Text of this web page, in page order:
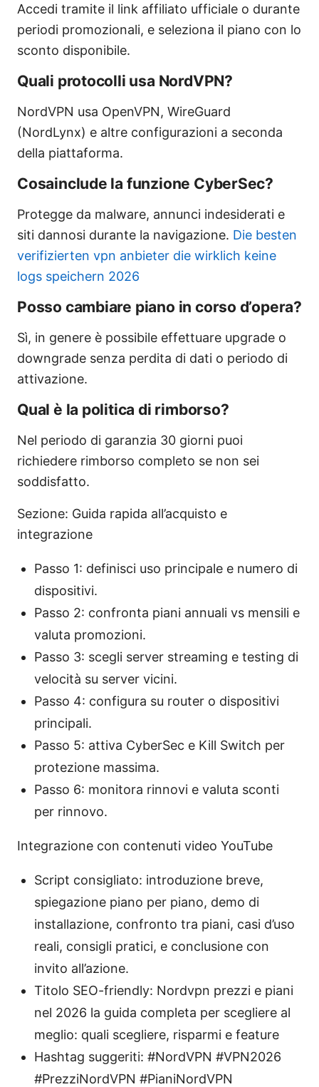
Accedi tramite il link affiliato ufficiale o durante
periodi promozionali, e seleziona il piano con lo
sconto disponibile.
Quali protocolli usa NordVPN?
NordVPN usa OpenVPN, WireGuard
(NordLynx) e altre configurazioni a seconda
della piattaforma.
Cosainclude la funzione CyberSec?
Protegge da malware, annunci indesiderati e
siti dannosi durante la navigazione. Die besten
verifizierten vpn anbieter die wirklich keine
logs speichern 2026
Posso cambiare piano in corso d’opera?
Sì, in genere è possibile effettuare upgrade o
downgrade senza perdita di dati o periodo di
attivazione.
Qual è la politica di rimborso?
Nel periodo di garanzia 30 giorni puoi
richiedere rimborso completo se non sei
soddisfatto.
Sezione: Guida rapida all’acquisto e
integrazione
Passo 1: definisci uso principale e numero di
dispositivi.
Passo 2: confronta piani annuali vs mensili e
valuta promozioni.
Passo 3: scegli server streaming e testing di
velocità su server vicini.
Passo 4: configura su router o dispositivi
principali.
Passo 5: attiva CyberSec e Kill Switch per
protezione massima.
Passo 6: monitora rinnovi e valuta sconti
per rinnovo.
Integrazione con contenuti video YouTube
Script consigliato: introduzione breve,
spiegazione piano per piano, demo di
installazione, confronto tra piani, casi d’uso
reali, consigli pratici, e conclusione con
invito all’azione.
Titolo SEO-friendly: Nordvpn prezzi e piani
nel 2026 la guida completa per scegliere al
meglio: quali scegliere, risparmi e feature
Hashtag suggeriti: #NordVPN #VPN2026
#PrezziNordVPN #PianiNordVPN